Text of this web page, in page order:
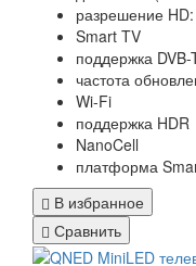
разрешение
Smart TV
поддержка DVB-
частота
Wi-Fi
поддержка HDR
NanoCell
платформа
В избранное
Сравнить